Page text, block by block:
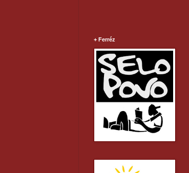
+ Ferréz